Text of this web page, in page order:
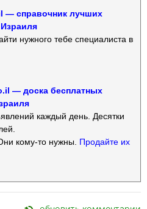
— справочник лучших
нужного тебе специалиста в
— доска бесплатных
каждый день. Десятки
кому-то нужны. Продайте их